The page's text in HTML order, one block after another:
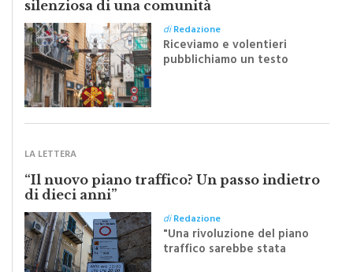
diRedazione
Riceviamo e volentieri
pubblichiamo un testo
inviato dalla scrittrice
monrealese Mariella
“Il nuovo piano traffico? Un passo indietro
di dieci anni”
"Una rivoluzione del piano
traffico sarebbe stata
efficace se preceduta da
una rivoluzione culturale"